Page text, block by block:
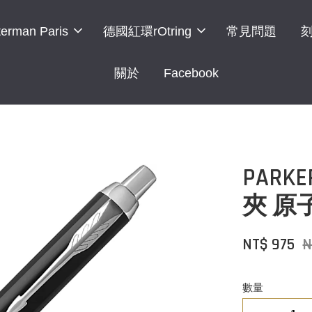
Paris 德國紅環rOtring 常見問題
關於 Facebook
夾 原
NT$ 975
數量